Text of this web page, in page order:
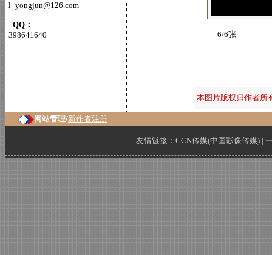
l_yongjun@126.com
QQ：
398641640
6/6张
本图片版权归作者所
网站管理/新作者注册
友情链接： CCN传媒(中国影像传媒) |